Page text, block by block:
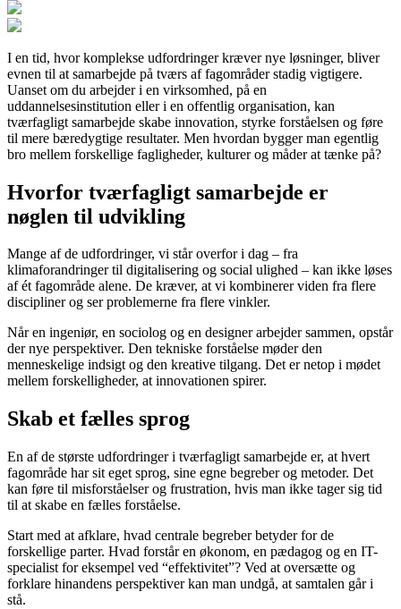
I en tid, hvor komplekse udfordringer kræver nye løsninger, bliver
evnen til at samarbejde på tværs af fagområder stadig vigtigere.
Uanset om du arbejder i en virksomhed, på en
uddannelsesinstitution eller i en offentlig organisation, kan
tværfagligt samarbejde skabe innovation, styrke forståelsen og føre
til mere bæredygtige resultater. Men hvordan bygger man egentlig
bro mellem forskellige fagligheder, kulturer og måder at tænke på?
Hvorfor tværfagligt samarbejde er
nøglen til udvikling
Mange af de udfordringer, vi står overfor i dag – fra
klimaforandringer til digitalisering og social ulighed – kan ikke løses
af ét fagområde alene. De kræver, at vi kombinerer viden fra flere
discipliner og ser problemerne fra flere vinkler.
Når en ingeniør, en sociolog og en designer arbejder sammen, opstår
der nye perspektiver. Den tekniske forståelse møder den
menneskelige indsigt og den kreative tilgang. Det er netop i mødet
mellem forskelligheder, at innovationen spirer.
Skab et fælles sprog
En af de største udfordringer i tværfagligt samarbejde er, at hvert
fagområde har sit eget sprog, sine egne begreber og metoder. Det
kan føre til misforståelser og frustration, hvis man ikke tager sig tid
til at skabe en fælles forståelse.
Start med at afklare, hvad centrale begreber betyder for de
forskellige parter. Hvad forstår en økonom, en pædagog og en IT-
specialist for eksempel ved “effektivitet”? Ved at oversætte og
forklare hinandens perspektiver kan man undgå, at samtalen går i
stå.